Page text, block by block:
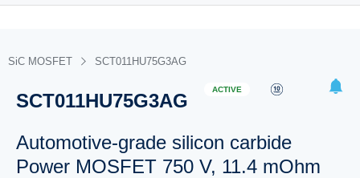
BOOKMARK
to show your saved searches.
SiC MOSFET SCT011HU75G3AG
SCT011HU75G3AG
ACTIVE
Automotive-grade silicon carbide
Power MOSFET 750 V, 11.4 mOhm